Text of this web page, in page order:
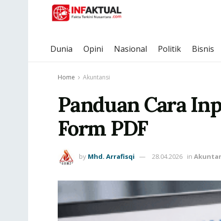
Dunia Opini Nasional Politik Bisnis
Home Akuntansi
Panduan Cara
Form PDF
by Mhd. Arrafisqi 28.04.2026 in